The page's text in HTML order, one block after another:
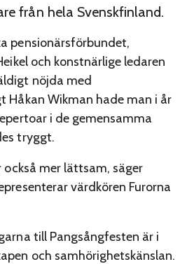
från hela Svenskfinland.
pensionärsförbundet,
och konstnärlige ledaren
nöjda med
Håkan Wikman hade man i år
i de gemensamma
tryggt.
också mer lättsam, säger
värdkören Furorna
till Pangsångfesten är i
och samhörighetskänslan.